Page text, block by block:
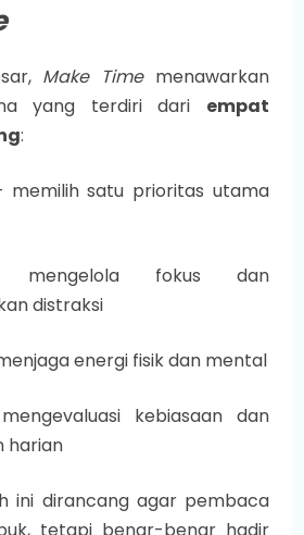
Make Timemenawarkan
yang terdiri dari empat
:
memilih satu prioritas utama
fokus dan
distraksi
energi fisik dan mental
kebiasaan dan
harian
ini dirancang agar pembaca
tetapi benar-benar hadir